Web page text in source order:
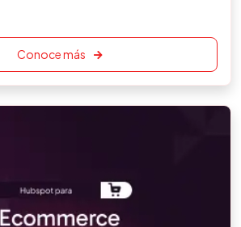
Conoce más